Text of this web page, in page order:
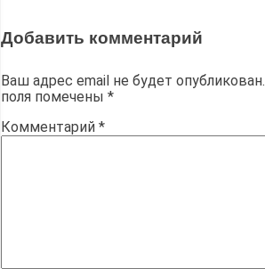
Добавить комментарий
Ваш адрес email не будет опубликован.
поля помечены *
Комментарий *